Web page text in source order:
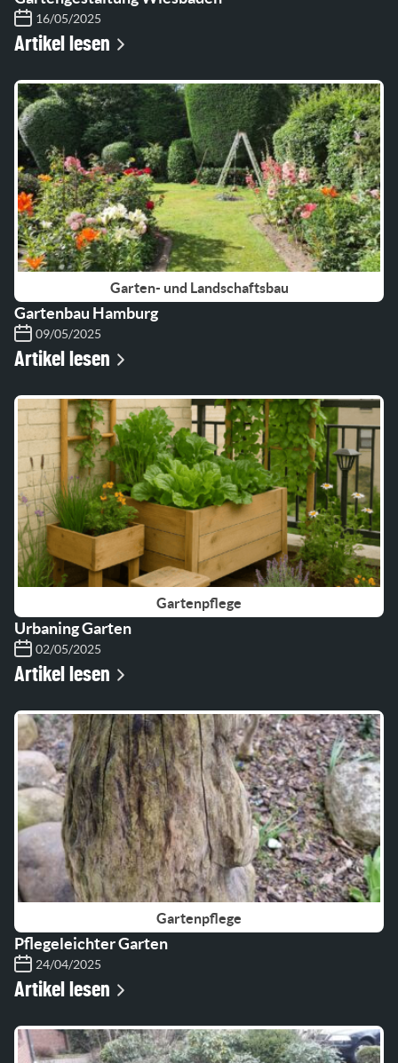
16/05/2025
Artikel lesen
Garten- und Landschaftsbau
Gartenbau Hamburg
09/05/2025
Artikel lesen
Gartenpflege
Urbaning Garten
02/05/2025
Artikel lesen
Gartenpflege
Pflegeleichter Garten
24/04/2025
Artikel lesen